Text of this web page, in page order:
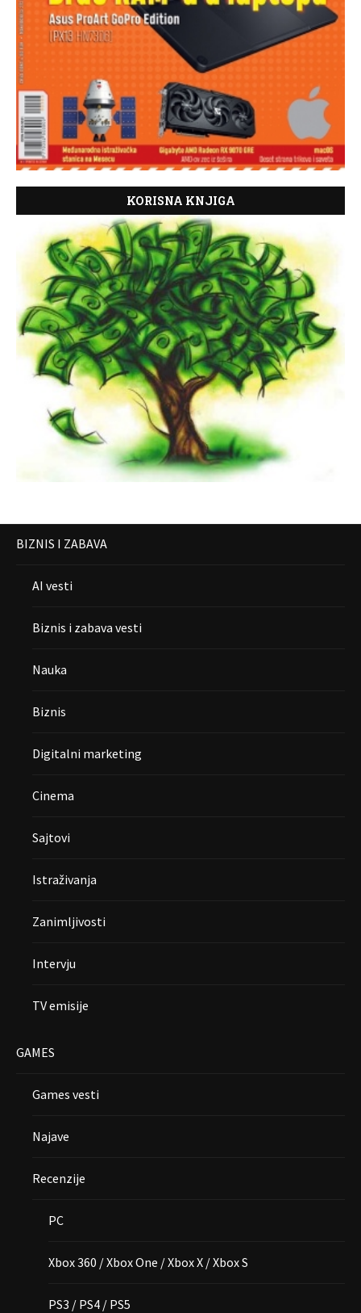
KORISNA KNJIGA
BIZNIS I ZABAVA
AI vesti
Biznis i zabava vesti
Nauka
Biznis
Digitalni marketing
Cinema
Sajtovi
Istraživanja
Zanimljivosti
Intervju
TV emisije
GAMES
Games vesti
Najave
Recenzije
PC
Xbox 360 / Xbox One / Xbox X / Xbox S
PS3 / PS4 / PS5